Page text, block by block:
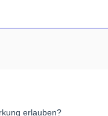
erlauben?